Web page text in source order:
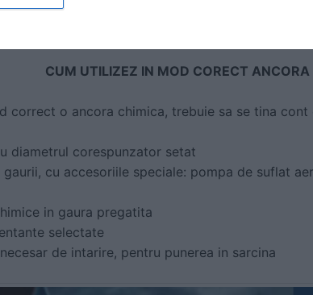
de montaj
mediului de lucru
CUM UTILIZEZ IN MOD CORECT ANCORA
correct o ancora chimica, trebuie sa se tina cont
diametrul corespunzator setat
cu accesoriile speciale: pompa de suflat
in gaura pregatita
selectate
de intarire, pentru punerea in sarcina